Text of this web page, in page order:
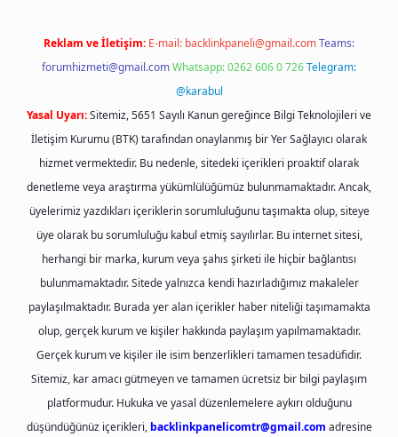
Reklam ve İletişim: E-mail: backlinkpaneli@gmail.comTeams:
forumhizmeti@gmail.comWhatsapp: 0262 606 0 726Telegram:
@karabul
Yasal Uyarı:Sitemiz, 5651 Sayılı Kanun gereğince Bilgi Teknolojileri ve
İletişim Kurumu (BTK) tarafından onaylanmış bir Yer Sağlayıcı olarak
hizmet vermektedir. Bu nedenle, sitedeki içerikleri proaktif olarak
denetleme veya araştırma yükümlülüğümüz bulunmamaktadır. Ancak,
üyelerimiz yazdıkları içeriklerin sorumluluğunu taşımakta olup, siteye
üye olarak bu sorumluluğu kabul etmiş sayılırlar. Bu internet sitesi,
herhangi bir marka, kurum veya şahıs şirketi ile hiçbir bağlantısı
bulunmamaktadır. Sitede yalnızca kendi hazırladığımız makaleler
paylaşılmaktadır. Burada yer alan içerikler haber niteliği taşımamakta
olup, gerçek kurum ve kişiler hakkında paylaşım yapılmamaktadır.
Gerçek kurum ve kişiler ile isim benzerlikleri tamamen tesadüfidir.
Sitemiz, kar amacı gütmeyen ve tamamen ücretsiz bir bilgi paylaşım
platformudur. Hukuka ve yasal düzenlemelere aykırı olduğunu
düşündüğünüz içerikleri, backlinkpanelicomtr@gmail.com adresine